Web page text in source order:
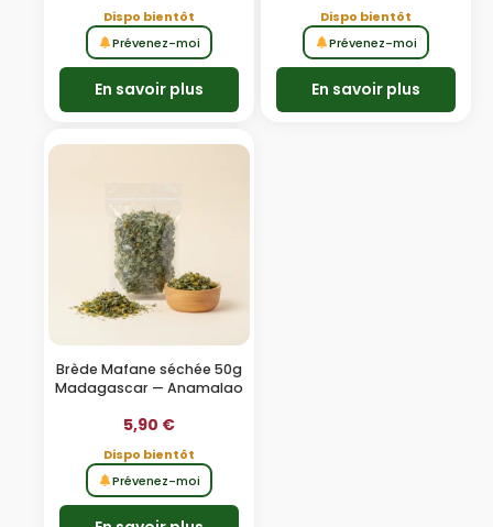
Dispo bientôt
Prévenez-moi
En savoir plus
Dispo bientôt
Prévenez-moi
En savoir plus
Brède Mafane séchée 50g
Madagascar — Anamalao
5,90 €
Dispo bientôt
Prévenez-moi